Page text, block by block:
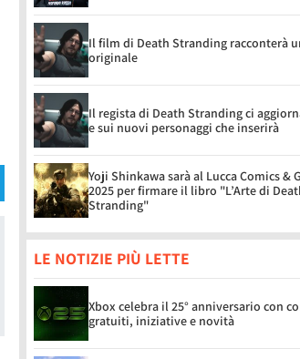
Il film di Death Stranding racconterà
originale
Il regista di Death Stranding ci
e sui nuovi personaggi che inserirà
Yoji Shinkawa sarà al Lucca Comics &
2025 per firmare il libro "L’Arte di
Stranding"
LE NOTIZIE PIÙ LETTE
Xbox celebra il 25° anniversario con
gratuiti, iniziative e novità